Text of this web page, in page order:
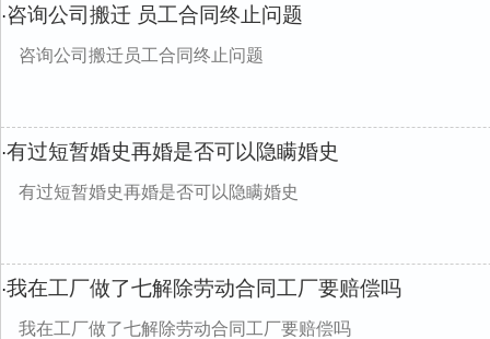
·咨询公司搬迁 员工合同终止问题
咨询公司搬迁员工合同终止问题
·有过短暂婚史再婚是否可以隐瞒婚史
有过短暂婚史再婚是否可以隐瞒婚史
·我在工厂做了七解除劳动合同工厂要赔偿吗
我在工厂做了七解除劳动合同工厂要赔偿吗